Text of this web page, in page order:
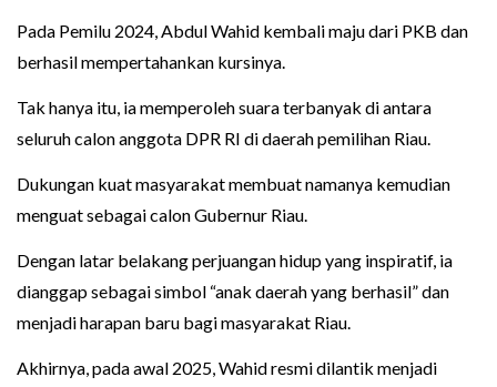
Pada Pemilu 2024, Abdul Wahid kembali maju dari PKB dan
berhasil mempertahankan kursinya.
Tak hanya itu, ia memperoleh suara terbanyak di antara
seluruh calon anggota DPR RI di daerah pemilihan Riau.
Dukungan kuat masyarakat membuat namanya kemudian
menguat sebagai calon Gubernur Riau.
Dengan latar belakang perjuangan hidup yang inspiratif, ia
dianggap sebagai simbol “anak daerah yang berhasil” dan
menjadi harapan baru bagi masyarakat Riau.
Akhirnya, pada awal 2025, Wahid resmi dilantik menjadi